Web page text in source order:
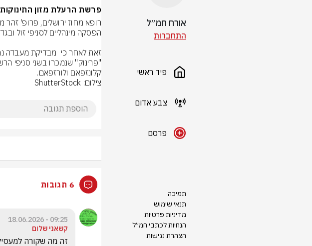
אורח חמ״ל
התחברות
פיד ראשי
צבע אדום
פרסם
תמיכה
תנאי שימוש
מדיניות פרטיות
הנחיות לכתבי חמ״ל
הצהרת נגישות
פרשת הרעלת מזון התינוקות: צווי הפסקה
קלונזפאם ולורזפאם.
צילום: ShutterStock
6 תגובות
09:25 - 18.06.2026
קשאני שלום
זה מה שקורה